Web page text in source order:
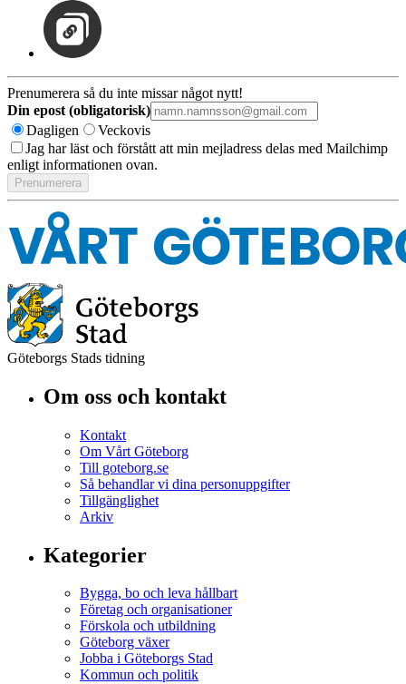
Prenumerera så du inte missar något nytt!
Din epost (obligatorisk)
Dagligen
Veckovis
Jag har läst och förstått att min mejladress delas med Mailchimp
enligt informationen ovan.
Göteborgs Stads tidning
Om oss och kontakt
Kontakt
Om Vårt Göteborg
Till goteborg.se
Så behandlar vi dina personuppgifter
Tillgänglighet
Arkiv
Kategorier
Bygga, bo och leva hållbart
Företag och organisationer
Förskola och utbildning
Göteborg växer
Jobba i Göteborgs Stad
Kommun och politik